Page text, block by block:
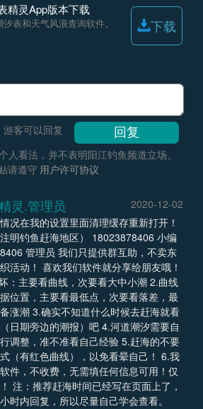
精灵App版本下载
汐表和天气风浪查询软件。 下载
游客可以回复
人看法，并不表明阳江钓鱼频道立场。
请遵守 用户许可协议
灵.管理员
2020-12-02
况在我的设置里面清理缓存重新打开！
明钓鱼赶海地区） 18023878406 小编
管理员 我们只提供群互助，不卖东
活动！ 喜欢我们软件就分享给朋友哦！
：主要看曲线，次要看大中小潮 2.曲线
位置，主要看最低点，次要看落差，最
涨潮 3.确实不知道什么时候去赶海就看
日期旁边的潮报）吧 4.河道潮汐需要自
调整，准不准看自己经验 5.赶海的不要
（有红色曲线），以免看晕自己！ 6.我
件，不收费，无需填任何信息可用！仅
注：推荐赶海时间已经写在页面上了，
时内回复，所以尽量自己学会查看。